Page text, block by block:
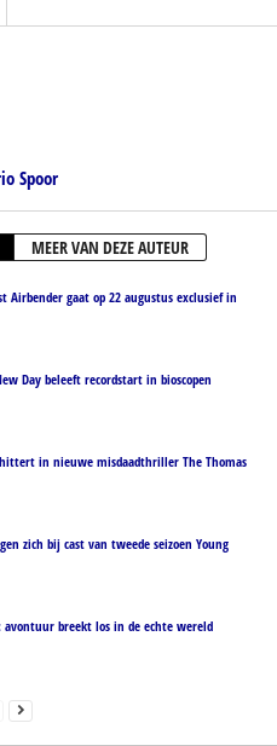
Spoor
MEER VAN DEZE AUTEUR
Airbender gaat op 22 augustus exclusief in
Day beleeft recordstart in bioscopen
in nieuwe misdaadthriller The Thomas
zich bij cast van tweede seizoen Young
breekt los in de echte wereld